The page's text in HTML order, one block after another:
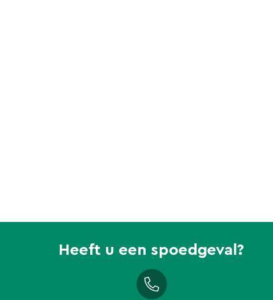
Heeft u een spoedgeval?